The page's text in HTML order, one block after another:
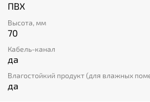
ПВХ
Высота, мм
70
Кабель-канал
да
Влагостойкий продукт (для влажных
да